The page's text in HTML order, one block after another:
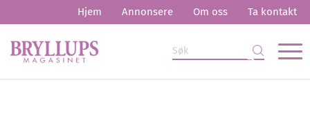
Hjem Annonsere Om oss Ta kontakt